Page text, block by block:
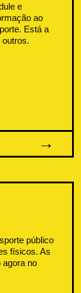
e
ao
Está a
público
físicos. As
agora no